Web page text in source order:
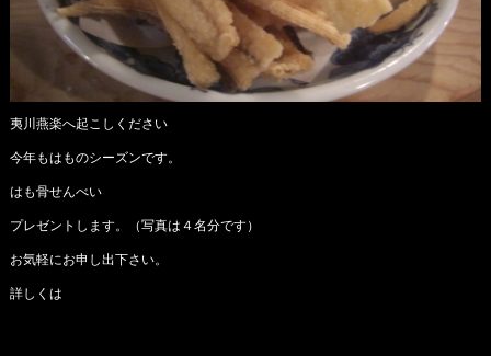
夷川燕楽へ起こしください
今年もはものシーズンです。
はも骨せんべい
プレゼントします。（写真は４名分です）
お気軽にお申し出下さい。
詳しくは